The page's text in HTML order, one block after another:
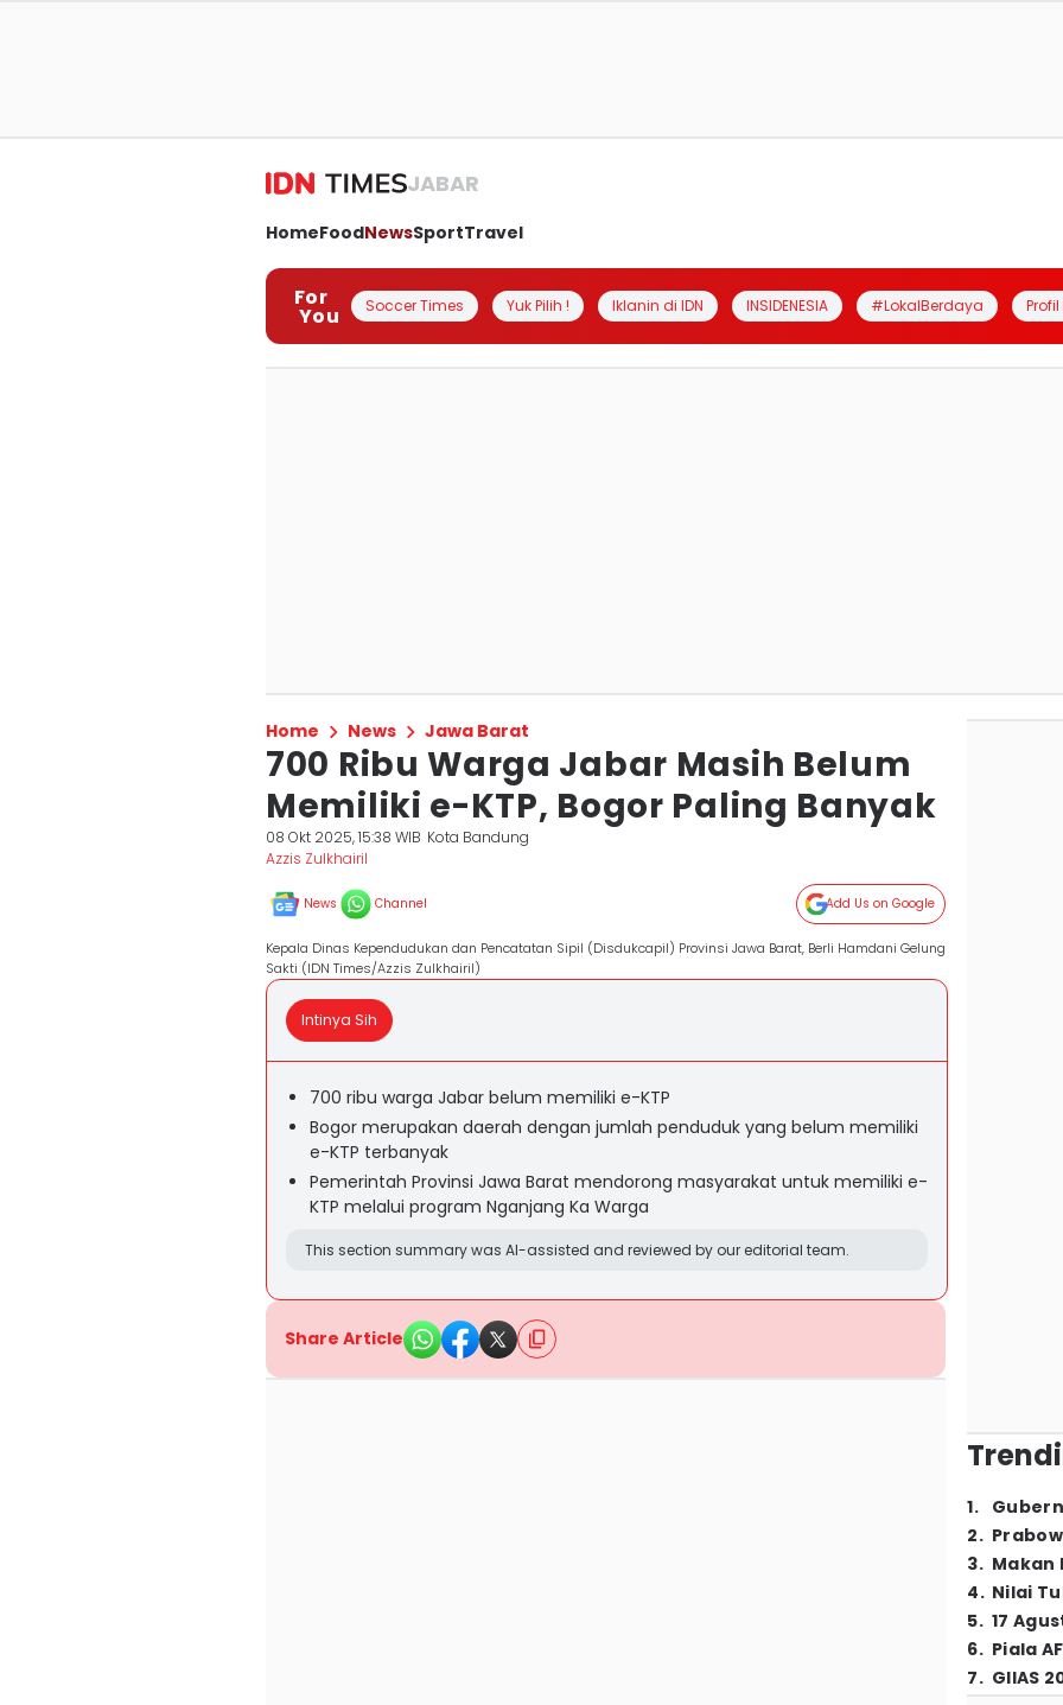
JABAR
HomeFoodNewsSportTravel
For
You Soccer Times Yuk Pilih ! Iklanin di IDN INSIDENESIA #LokalBerdaya
Home News Jawa Barat
700 Ribu Warga Jabar Masih Belum
Memiliki e-KTP, Bogor Paling Banyak
08 Okt 2025, 15:38 WIB Kota Bandung
Azzis Zulkhairil
News Channel Add Us on Google
Kepala Dinas Kependudukan dan Pencatatan Sipil (Disdukcapil) Provinsi Jawa Barat, Berli Hamdani Gelung
Sakti (IDN Times/Azzis Zulkhairil)
Intinya Sih
700 ribu warga Jabar belum memiliki e-KTP
Bogor merupakan daerah dengan jumlah penduduk yang belum memiliki
e-KTP terbanyak
Pemerintah Provinsi Jawa Barat mendorong masyarakat untuk memiliki e-
KTP melalui program Nganjang Ka Warga
This section summary was AI-assisted and reviewed by our editorial team.
Share Article
1.
2.
3. Makan
4. Nilai
5. 17
6. Piala
7. GIIAS